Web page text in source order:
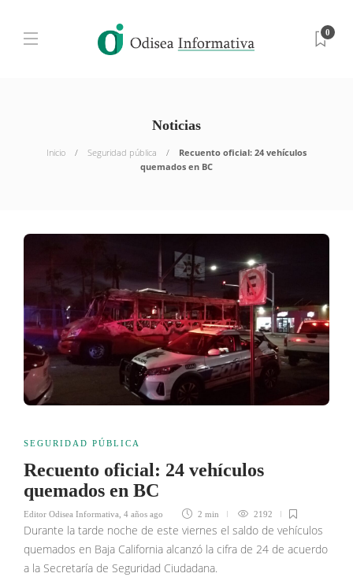
0
Noticias
Inicio Seguridad pública
Recuento oficial: 24 vehículos
quemados en BC
SEGURIDAD PÚBLICA
Recuento oficial: 24 vehículos
quemados en BC
Editor Odisea Informativa 4 años ago 2 min 2192
Durante la tarde noche de este viernes el saldo de vehículos
quemados en Baja California alcanzó la cifra de 24 de acuerdo
a la Secretaría de Seguridad Ciudadana.